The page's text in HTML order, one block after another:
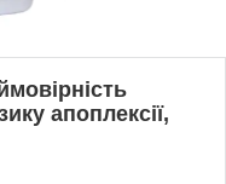
апоплексії,